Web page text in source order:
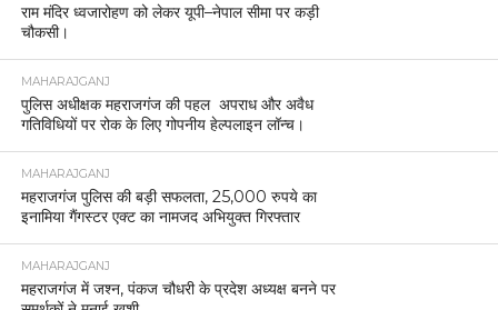
राम मंदिर ध्वजारोहण को लेकर यूपी–नेपाल सीमा पर कड़ी
चौकसी।
MAHARAJGANJ
पुलिस अधीक्षक महराजगंज की पहल अपराध और अवैध
गतिविधियों पर रोक के लिए गोपनीय हेल्पलाइन लॉन्च।
MAHARAJGANJ
महराजगंज पुलिस की बड़ी सफलता, 25,000 रुपये का
इनामिया गैंगस्टर एक्ट का नामजद अभियुक्त गिरफ्तार
MAHARAJGANJ
महराजगंज में जश्न, पंकज चौधरी के प्रदेश अध्यक्ष बनने पर